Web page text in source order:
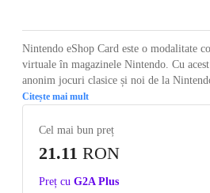
Nintendo eShop Card este o modalitate
virtuale în magazinele Nintendo. Cu
anonim jocuri clasice și noi de la
Citește mai mult
Cel mai bun preț
21.11 RON
Preț cu G2A Plus